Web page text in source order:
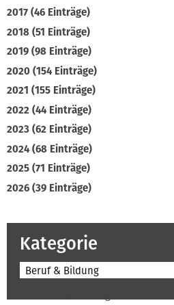
2017 (46 Einträge)
2018 (51 Einträge)
2019 (98 Einträge)
2020 (154 Einträge)
2021 (155 Einträge)
2022 (44 Einträge)
2023 (62 Einträge)
2024 (68 Einträge)
2025 (71 Einträge)
2026 (39 Einträge)
Kategorie
Beruf & Bildung